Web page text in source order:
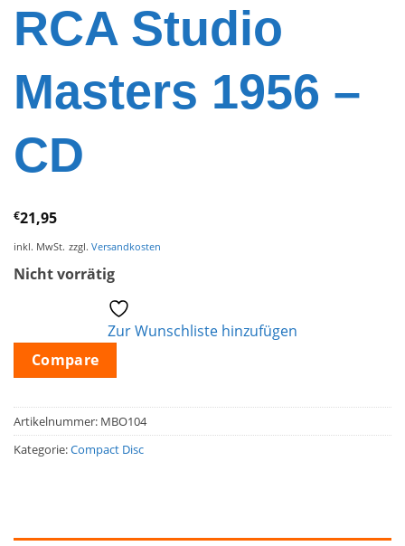
RCA Studio
Masters 1956 –
CD
€21,95
inkl. MwSt. zzgl. Versandkosten
Nicht vorrätig
Zur Wunschliste hinzufügen
Compare
Artikelnummer: MBO104
Kategorie:Compact Disc